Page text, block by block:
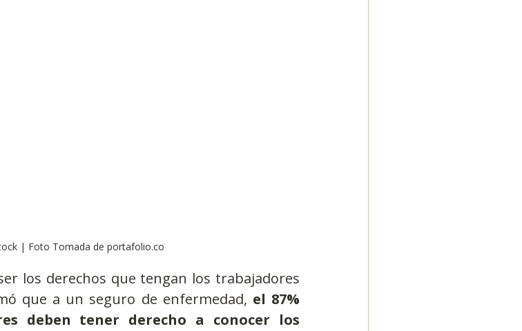
| Foto Tomada de portafolio.co
los derechos que tengan los trabajadores
que a un seguro de enfermedad, el 87%
deben tener derecho a conocer los